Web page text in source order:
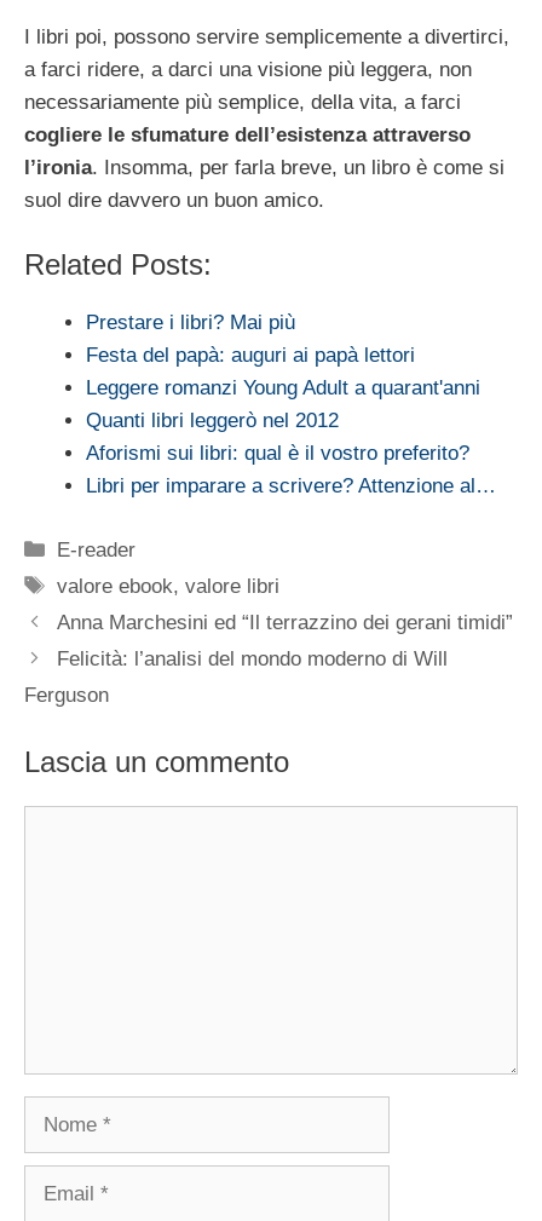
I libri poi, possono servire semplicemente a divertirci,
a farci ridere, a darci una visione più leggera, non
necessariamente più semplice, della vita, a farci
cogliere le sfumature dell’esistenza attraverso
l’ironia. Insomma, per farla breve, un libro è come si
suol dire davvero un buon amico.
Related Posts:
Prestare i libri? Mai più
Festa del papà: auguri ai papà lettori
Leggere romanzi Young Adult a quarant'anni
Quanti libri leggerò nel 2012
Aforismi sui libri: qual è il vostro preferito?
Libri per imparare a scrivere? Attenzione al…
Categorie
E-reader
Tag
valore ebook,valore libri
Anna Marchesini ed “Il terrazzino dei gerani timidi”
Felicità: l’analisi del mondo moderno di Will
Ferguson
Lascia un commento